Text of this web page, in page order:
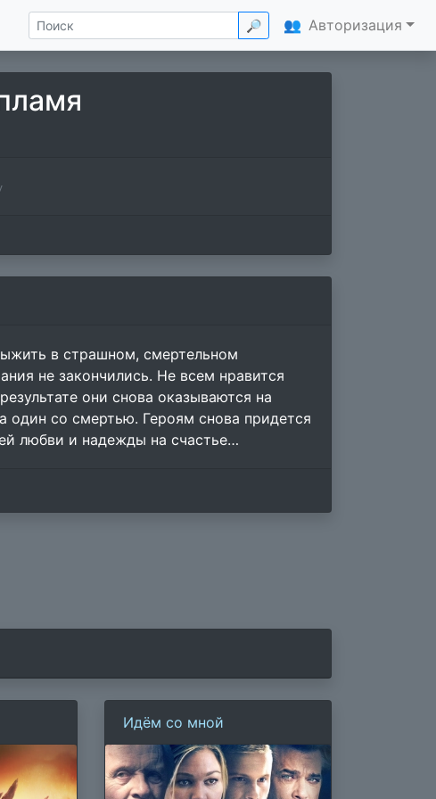
🔎 👥 Авторизация
в страшном, смертельном
не закончились. Не всем нравится
они снова оказываются на
один со смертью. Героям снова придется
любви и надежды на счастье…
Идём со мной